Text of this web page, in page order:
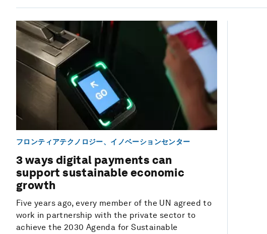
フロンティアテクノロジー、イノベーションセンター
3 ways digital payments can
support sustainable economic
growth
Five years ago, every member of the UN agreed to
work in partnership with the private sector to
achieve the 2030 Agenda for Sustainable